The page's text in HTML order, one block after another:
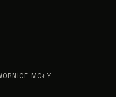
MGŁY